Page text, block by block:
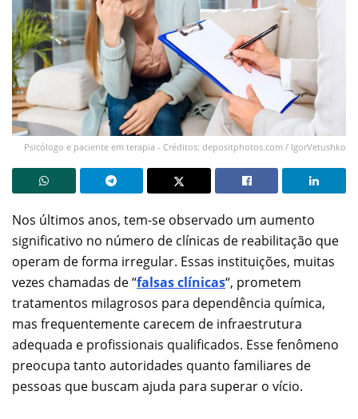
Psicólogo e paciente em terapia - Créditos: depositphotos.com / IgorVetushko
Nos últimos anos, tem-se observado um aumento
significativo no número de clínicas de reabilitação que
operam de forma irregular. Essas instituições, muitas
vezes chamadas de “falsas clínicas“, prometem
tratamentos milagrosos para dependência química,
mas frequentemente carecem de infraestrutura
adequada e profissionais qualificados. Esse fenômeno
preocupa tanto autoridades quanto familiares de
pessoas que buscam ajuda para superar o vício.